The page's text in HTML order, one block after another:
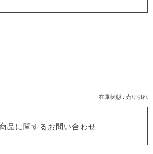
在庫状態 : 売り切れ
品に関するお問い合わせ